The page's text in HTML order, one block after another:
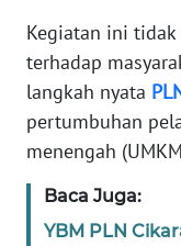
Kegiatan ini
terhadap
langkah nyata
pertumbuhan
menengah
Baca Juga:
YBM PLN
WN
JABAR
WN
BANTEN
WN
NTT